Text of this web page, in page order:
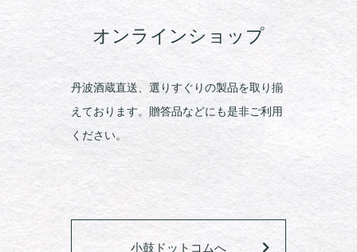
オンラインショップ
丹波酒蔵直送、選りすぐりの製品を取り揃
えております。贈答品などにも是非ご利用
ください。
小鼓ドットコムへ